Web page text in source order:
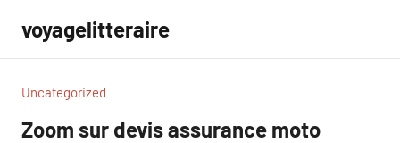
contenu
voyagelitteraire
Uncategorized
Zoom sur devis assurance moto